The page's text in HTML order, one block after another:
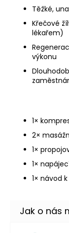
Těžké,
Křečové
lékařem)
výkonu
1×
2×
1×
1×
1× návod